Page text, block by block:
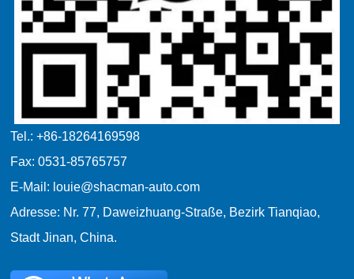
Tel.: +86-18264169598
Fax: 0531-85765757
E-Mail: louie@shacman-auto.com
Adresse: Nr. 77, Daweizhuang-Straße, Bezirk Tianqiao,
Stadt Jinan, China.